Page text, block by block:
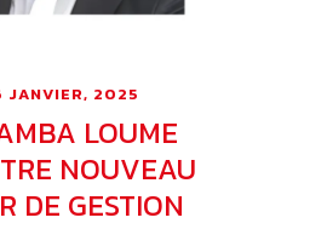
JANVIER, 2025
LOUME
NOUVEAU
DE GESTION